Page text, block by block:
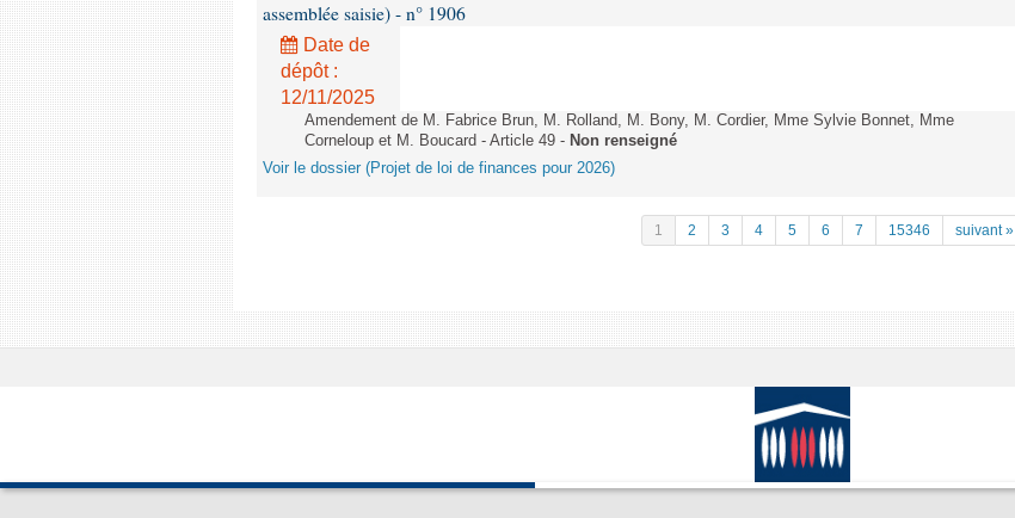
assemblée saisie) - n° 1906
Date de
dépôt :
12/11/2025
Amendement de M. Fabrice Brun, M. Rolland, M. Bony, M. Cordier, Mme Sylvie Bonnet, Mme
Corneloup et M. Boucard - Article 49 - Non renseigné
Voir le dossier (Projet de loi de finances pour 2026)
1 2 3 4 5 6 7 15346 suivant »